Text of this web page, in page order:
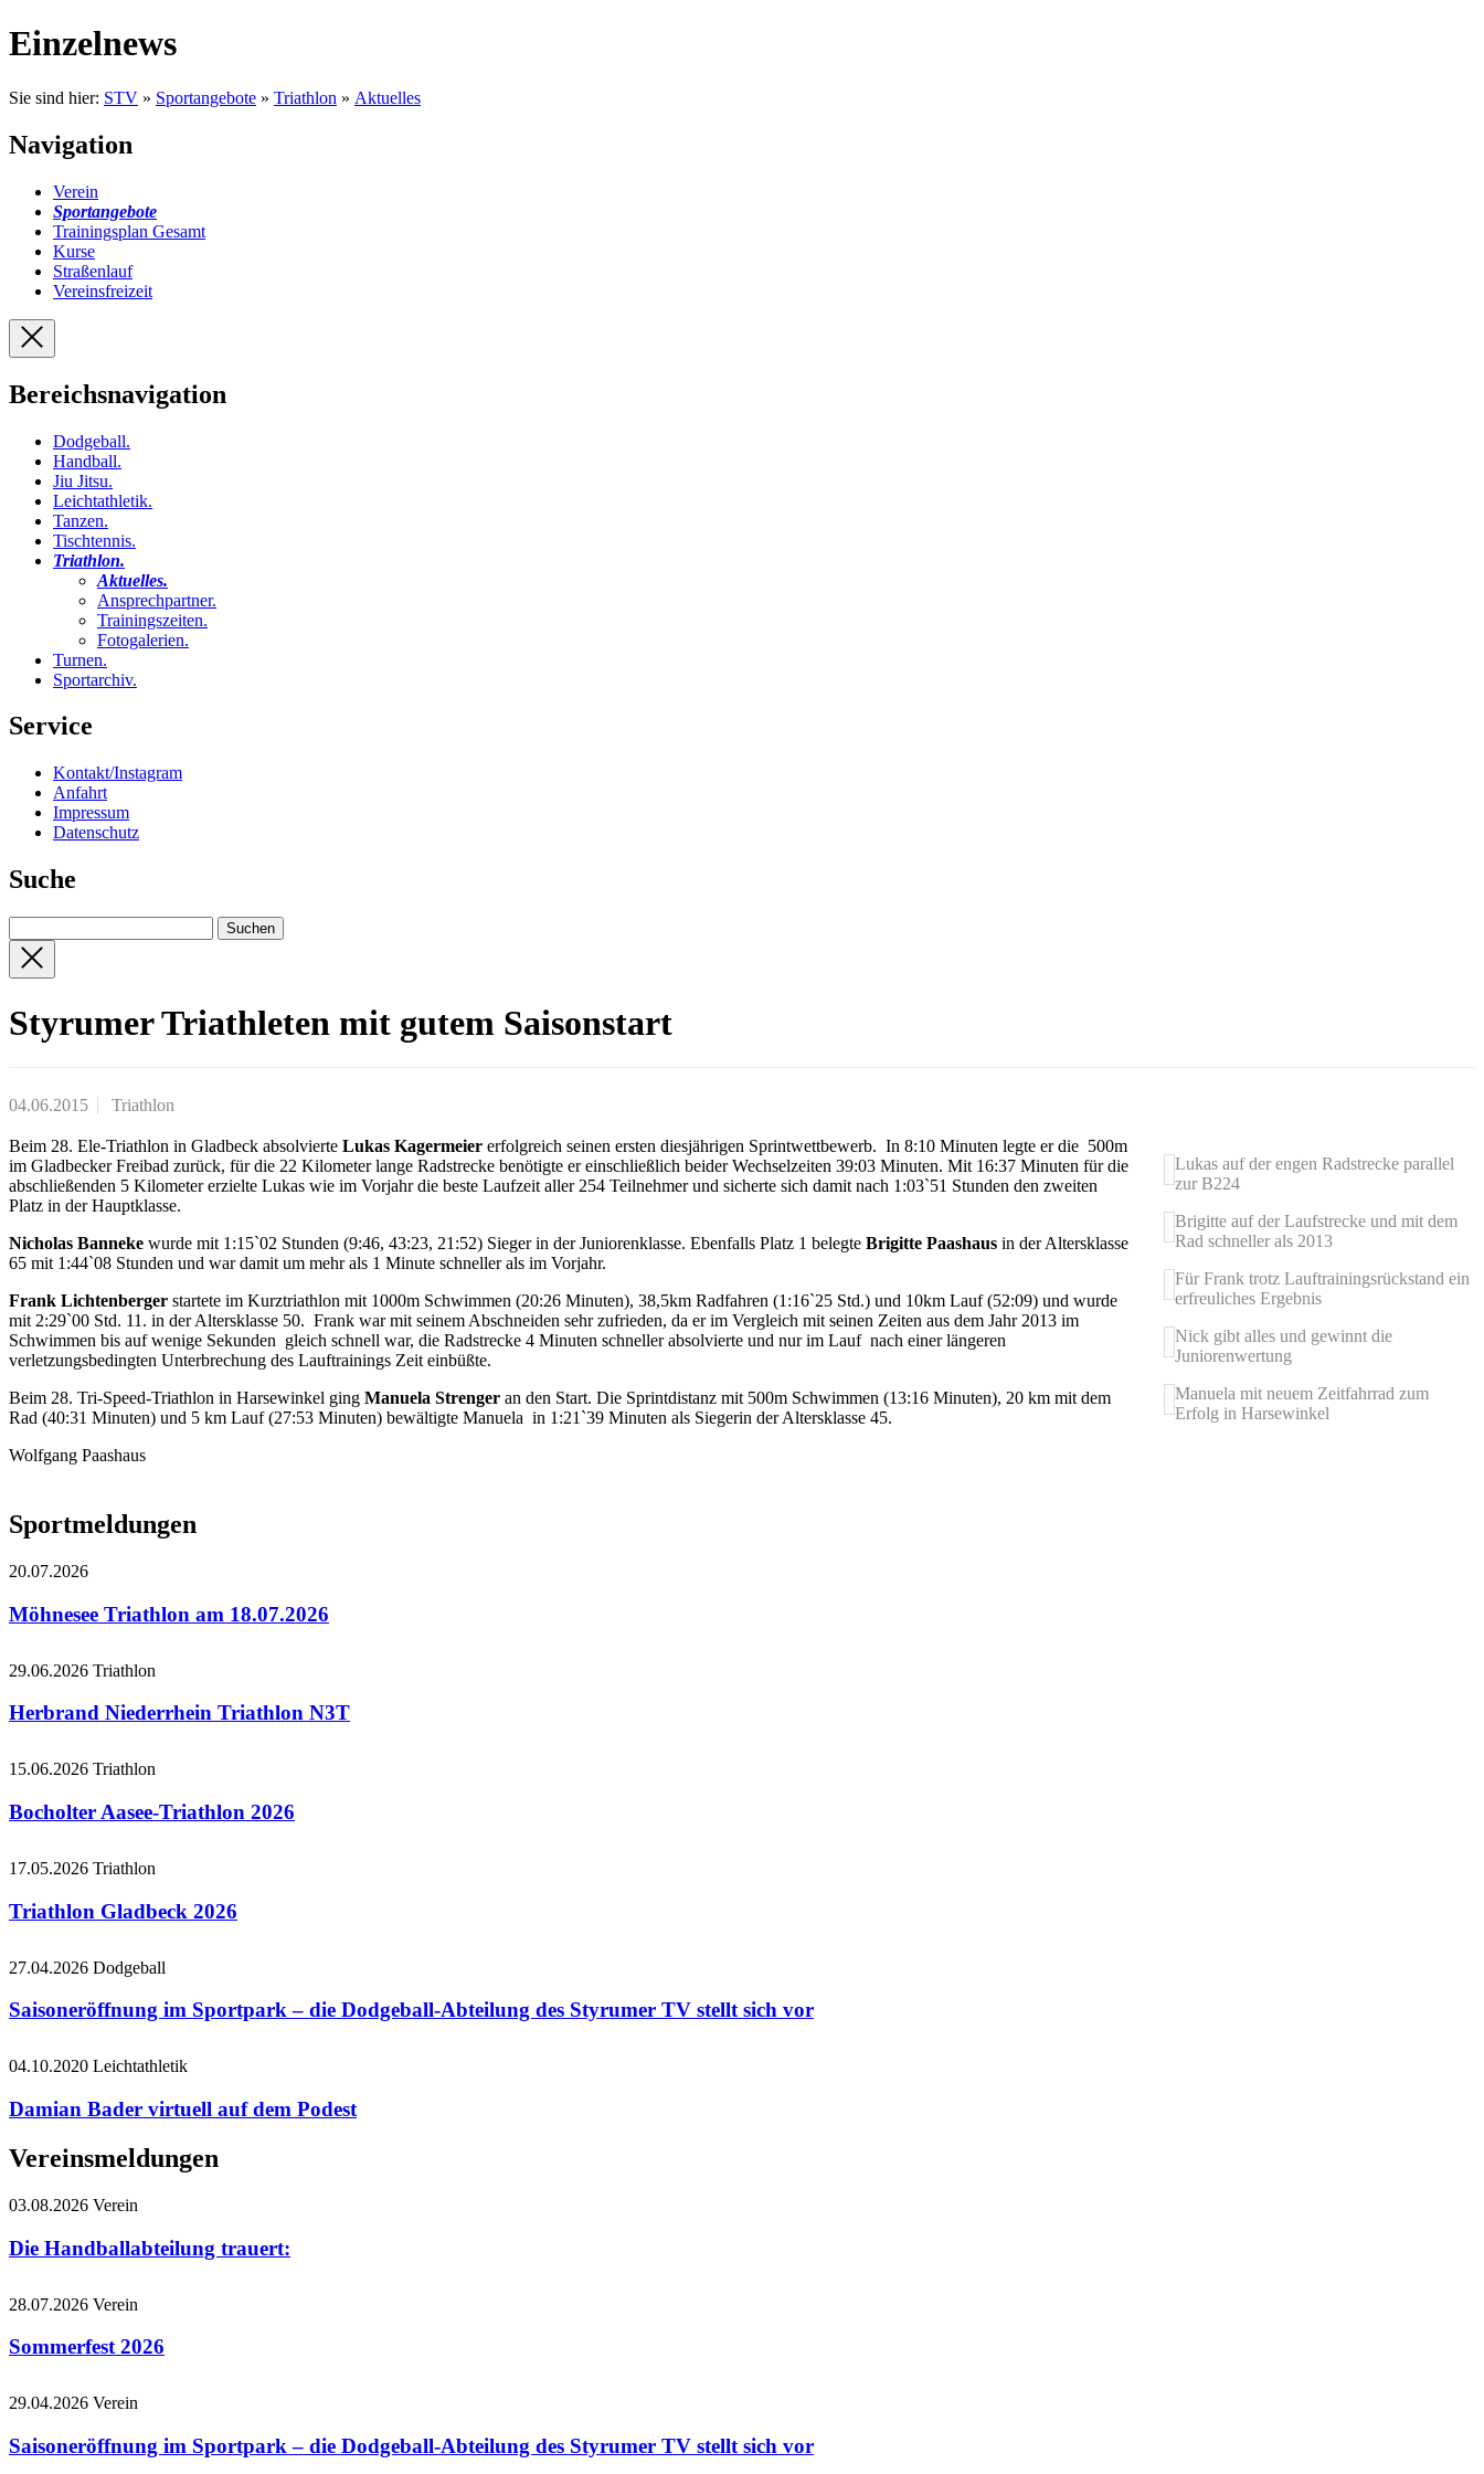
Einzelnews
Sie sind hier: STV » Sportangebote » Triathlon » Aktuelles
Navigation
Verein
Sportangebote
Trainingsplan Gesamt
Kurse
Straßenlauf
Vereinsfreizeit
Bereichsnavigation
Dodgeball.
Handball.
Jiu Jitsu.
Leichtathletik.
Tanzen.
Tischtennis.
Triathlon.
Aktuelles.
Ansprechpartner.
Trainingszeiten.
Fotogalerien.
Turnen.
Sportarchiv.
Service
Kontakt/Instagram
Anfahrt
Impressum
Datenschutz
Suche
Styrumer Triathleten mit gutem Saisonstart
04.06.2015 Triathlon
Lukas auf der engen Radstrecke parallel
zur B224
Brigitte auf der Laufstrecke und mit dem
Rad schneller als 2013
Für Frank trotz Lauftrainingsrückstand ein
erfreuliches Ergebnis
Nick gibt alles und gewinnt die
Juniorenwertung
Manuela mit neuem Zeitfahrrad zum
Erfolg in Harsewinkel
Beim 28. Ele-Triathlon in Gladbeck absolvierte Lukas Kagermeier erfolgreich seinen ersten diesjährigen Sprintwettbewerb. In 8:10 Minuten legte er die 500m
im Gladbecker Freibad zurück, für die 22 Kilometer lange Radstrecke benötigte er einschließlich beider Wechselzeiten 39:03 Minuten. Mit 16:37 Minuten für die
abschließenden 5 Kilometer erzielte Lukas wie im Vorjahr die beste Laufzeit aller 254 Teilnehmer und sicherte sich damit nach 1:03`51 Stunden den zweiten
Platz in der Hauptklasse.
Nicholas Banneke wurde mit 1:15`02 Stunden (9:46, 43:23, 21:52) Sieger in der Juniorenklasse. Ebenfalls Platz 1 belegte Brigitte Paashaus in der Altersklasse
65 mit 1:44`08 Stunden und war damit um mehr als 1 Minute schneller als im Vorjahr.
Frank Lichtenberger startete im Kurztriathlon mit 1000m Schwimmen (20:26 Minuten), 38,5km Radfahren (1:16`25 Std.) und 10km Lauf (52:09) und wurde
mit 2:29`00 Std. 11. in der Altersklasse 50. Frank war mit seinem Abschneiden sehr zufrieden, da er im Vergleich mit seinen Zeiten aus dem Jahr 2013 im
Schwimmen bis auf wenige Sekunden gleich schnell war, die Radstrecke 4 Minuten schneller absolvierte und nur im Lauf nach einer längeren
verletzungsbedingten Unterbrechung des Lauftrainings Zeit einbüßte.
Beim 28. Tri-Speed-Triathlon in Harsewinkel ging Manuela Strenger an den Start. Die Sprintdistanz mit 500m Schwimmen (13:16 Minuten), 20 km mit dem
Rad (40:31 Minuten) und 5 km Lauf (27:53 Minuten) bewältigte Manuela in 1:21`39 Minuten als Siegerin der Altersklasse 45.
Wolfgang Paashaus
Sportmeldungen
20.07.2026
Möhnesee Triathlon am 18.07.2026
29.06.2026 Triathlon
Herbrand Niederrhein Triathlon N3T
15.06.2026 Triathlon
Bocholter Aasee-Triathlon 2026
17.05.2026 Triathlon
Triathlon Gladbeck 2026
27.04.2026 Dodgeball
Saisoneröffnung im Sportpark – die Dodgeball-Abteilung des Styrumer TV stellt sich vor
04.10.2020 Leichtathletik
Damian Bader virtuell auf dem Podest
Vereinsmeldungen
03.08.2026 Verein
Die Handballabteilung trauert:
28.07.2026 Verein
Sommerfest 2026
29.04.2026 Verein
Saisoneröffnung im Sportpark – die Dodgeball-Abteilung des Styrumer TV stellt sich vor